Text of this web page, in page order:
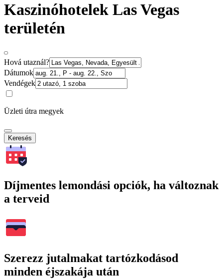
Kaszinóhotelek Las Vegas
területén
Hová utaznál?
Dátumok
Vendégek
Üzleti útra megyek
Keresés
Díjmentes lemondási opciók, ha változnak
a terveid
Szerezz jutalmakat tartózkodásod
minden éjszakája után